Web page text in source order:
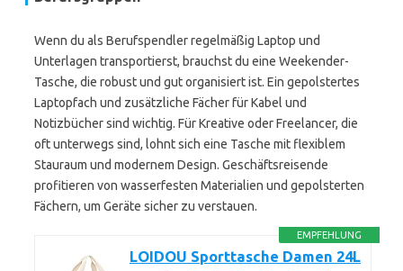
Wenn du als Berufspendler regelmäßig Laptop und
Unterlagen transportierst, brauchst du eine Weekender-
Tasche, die robust und gut organisiert ist. Ein gepolstertes
Laptopfach und zusätzliche Fächer für Kabel und
Notizbücher sind wichtig. Für Kreative oder Freelancer, die
oft unterwegs sind, lohnt sich eine Tasche mit flexiblem
Stauraum und modernem Design. Geschäftsreisende
profitieren von wasserfesten Materialien und gepolsterten
Fächern, um Geräte sicher zu verstauen.
EMPFEHLUNG
LOIDOU Sporttasche Damen 24L